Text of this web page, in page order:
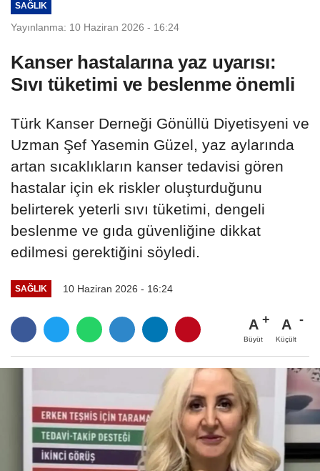
SAĞLIK
Yayınlanma: 10 Haziran 2026 - 16:24
Kanser hastalarına yaz uyarısı:
Sıvı tüketimi ve beslenme önemli
Türk Kanser Derneği Gönüllü Diyetisyeni ve
Uzman Şef Yasemin Güzel, yaz aylarında
artan sıcaklıkların kanser tedavisi gören
hastalar için ek riskler oluşturduğunu
belirterek yeterli sıvı tüketimi, dengeli
beslenme ve gıda güvenliğine dikkat
edilmesi gerektiğini söyledi.
SAĞLIK 10 Haziran 2026 - 16:24
A
Büyüt
A
Küçült